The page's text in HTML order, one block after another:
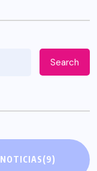
Search
NOTICIAS(9)